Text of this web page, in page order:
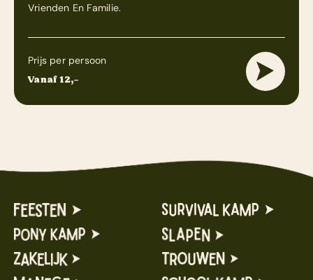
Vrienden En Familie.
Prijs per persoon
Vanaf 12,-